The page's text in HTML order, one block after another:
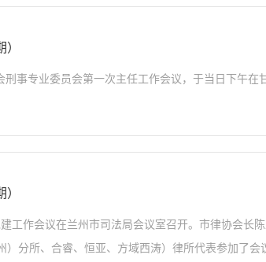
事专业委员会第一次主任工作会议，于当日下午在
工作会议在兰州市司法局会议室召开。市律协会长
）分所、合睿、恒亚、方域西涛）律所代表参加了